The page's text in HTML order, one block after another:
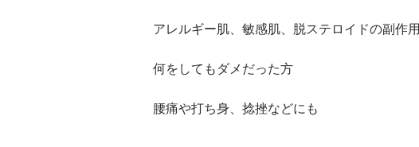
アレルギー肌、敏感肌、脱ステロイドの副作用
何をしてもダメだった方
腰痛や打ち身、捻挫などにも